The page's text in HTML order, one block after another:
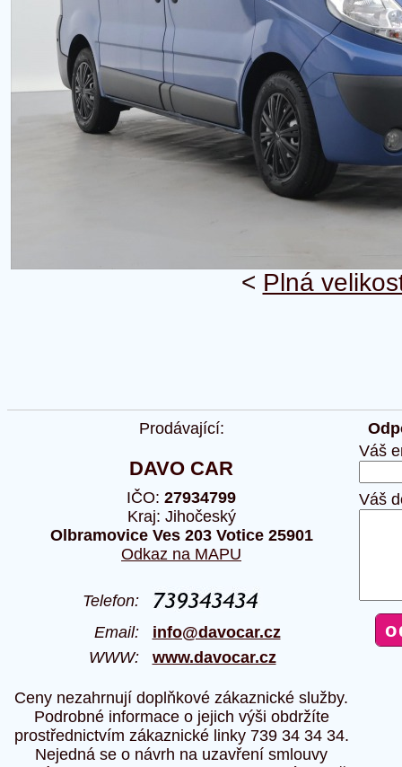
< Plná
Prodávající:
DAVO CAR
IČO: 27934799
Kraj: Jihočeský
Olbramovice Ves 203 Votice 25901
Odkaz na MAPU
Telefon:
Email: info@davocar.cz
WWW: www.davocar.cz
Ceny nezahrnují doplňkové zákaznické služby.
Podrobné informace o jejich výši obdržíte
prostřednictvím zákaznické linky 739 34 34 34.
Nejedná se o návrh na uzavření smlouvy
Váš
Váš